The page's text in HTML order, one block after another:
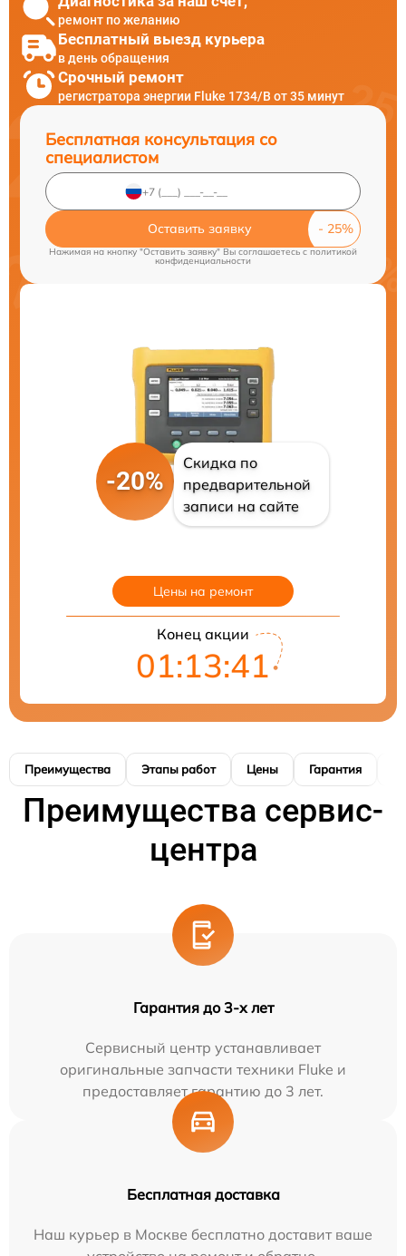
ремонт по желанию
Бесплатный выезд курьера
в день обращения
Срочный ремонт
регистратора энергии Fluke 1734/B от 35 минут
Бесплатная консультация со
специалистом
Оставить заявку
Нажимая на кнопку "Оставить заявку" Вы соглашаетесь cполитикой
конфиденциальности
-20%
Скидка по
предварительной
записи на сайте
Цены на ремонт
Конец акции
01:13:40
Преимущества Этапы работ Цены Гарантия
Преимущества сервис-
центра
Гарантия до 3-х лет
Сервисный центр устанавливает
оригинальные запчасти техники Fluke и
предоставляет гарантию до 3 лет.
Бесплатная доставка
Наш курьер в Москве бесплатно доставит ваше